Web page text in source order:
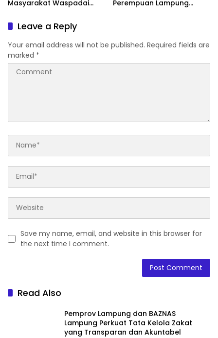
Masyarakat Waspadai
Gaya Hidup Sehat
Perempuan Lampung
Leave a Reply
Your email address will not be published. Required fields are
marked *
Save my name, email, and website in this browser for
the next time I comment.
Read Also
Pemprov Lampung dan BAZNAS
Lampung Perkuat Tata Kelola Zakat
yang Transparan dan Akuntabel